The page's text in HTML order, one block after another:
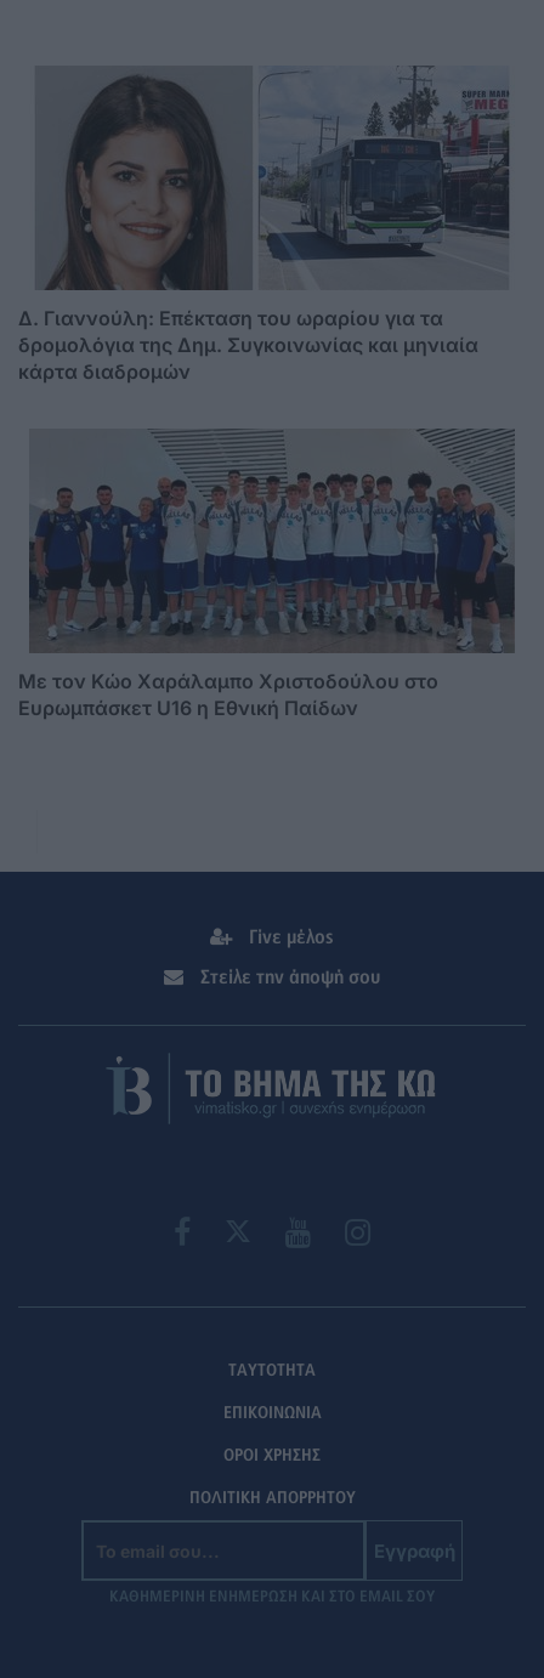
Δ. Γιαννούλη: Επέκταση του ωραρίου για τα
δρομολόγια της Δημ. Συγκοινωνίας και μηνιαία
κάρτα διαδρομών
Με τον Κώο Χαράλαμπο Χριστοδούλου στο
Ευρωμπάσκετ U16 η Εθνική Παίδων
Γίνε μέλος
Στείλε την άποψή σου
ΤΑΥΤΟΤΗΤΑ
ΕΠΙΚΟΙΝΩΝΙΑ
ΟΡΟΙ ΧΡΗΣΗΣ
ΠΟΛΙΤΙΚΗ ΑΠΟΡΡΗΤΟΥ
Εγγραφή
ΚΑΘΗΜΕΡΙΝΗ ΕΝΗΜΕΡΩΣΗ ΚΑΙ ΣΤΟ EMAIL ΣΟΥ